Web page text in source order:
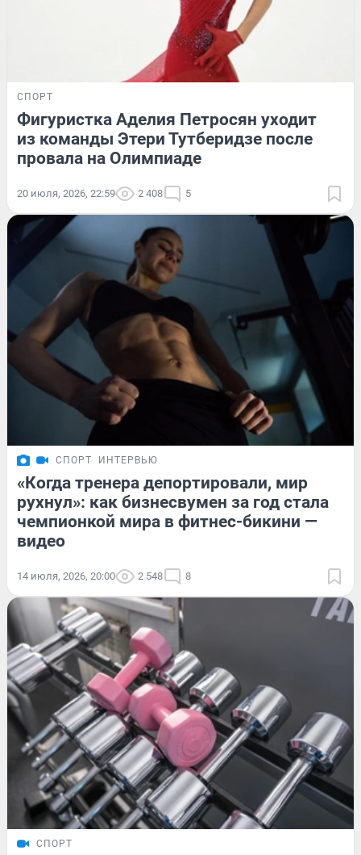
СПОРТ
Фигуристка Аделия Петросян уходит
из команды Этери Тутберидзе после
провала на Олимпиаде
20 июля, 2026, 22:59 2 408 5
СПОРТ ИНТЕРВЬЮ
«Когда тренера депортировали, мир
рухнул»: как бизнесвумен за год стала
чемпионкой мира в фитнес-бикини —
видео
14 июля, 2026, 20:00 2 548 8
СПОРТ